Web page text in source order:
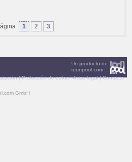
1 2 3
Un producto de
toonpool.com
|Protección de datos|Aviso legal|Contacto
GmbH